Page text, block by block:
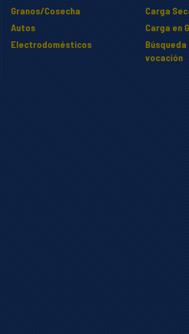
Granos/Cosecha
Autos
Electrodomésticos
Carga
Carga en
vocación